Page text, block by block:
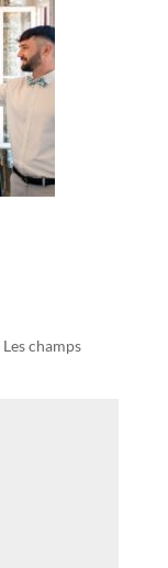
Les champs